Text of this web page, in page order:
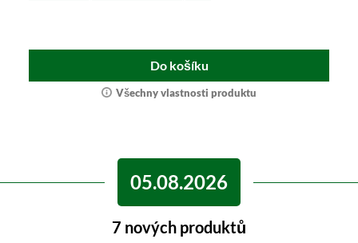
Do košíku
Všechny vlastnosti produktu
05.08.2026
7 nových produktů